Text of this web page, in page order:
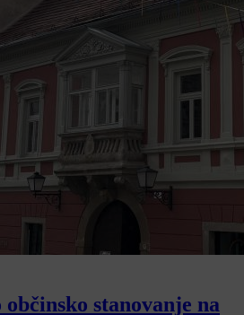
stanovanje na